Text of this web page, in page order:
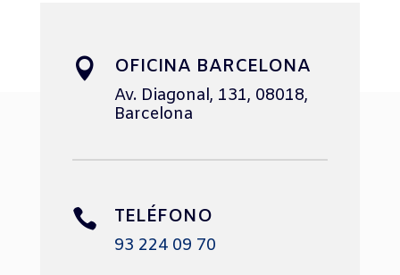
 OFICINA BARCELONA
Av. Diagonal, 131, 08018,
Barcelona
 TELÉFONO
93 224 09 70